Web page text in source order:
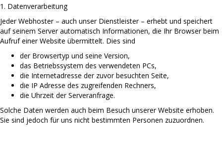
1. Datenverarbeitung
Jeder Webhoster – auch unser Dienstleister – erhebt und speichert
auf seinem Server automatisch Informationen, die Ihr Browser beim
Aufruf einer Website übermittelt. Dies sind
der Browsertyp und seine Version,
das Betriebssystem des verwendeten PCs,
die Internetadresse der zuvor besuchten Seite,
die IP Adresse des zugreifenden Rechners,
die Uhrzeit der Serveranfrage.
Solche Daten werden auch beim Besuch unserer Website erhoben.
Sie sind jedoch für uns nicht bestimmten Personen zuzuordnen.